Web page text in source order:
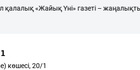
«Жайық Үні» газеті – жаңалықтың
көшесі, 20/1